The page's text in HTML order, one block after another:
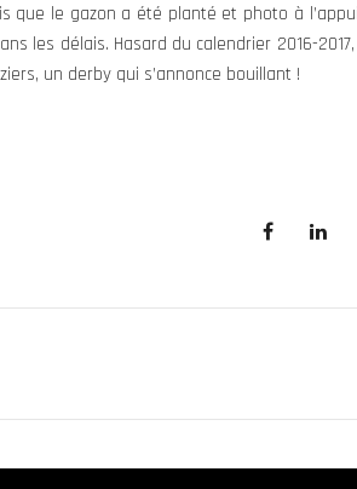
que le gazon a été planté et photo à
les délais. Hasard du calendrier 2016-
un derby qui s’annonce bouillant !